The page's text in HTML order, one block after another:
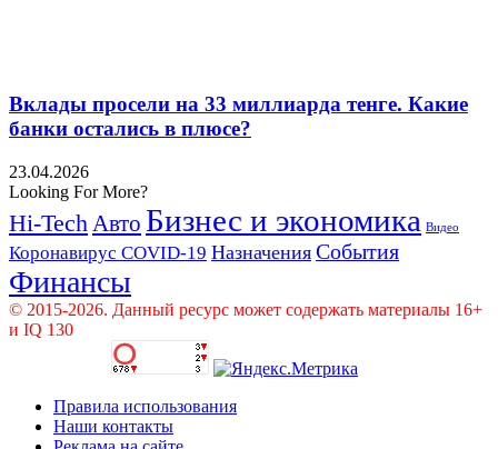
Вклады просели на 33 миллиарда тенге. Какие
банки остались в плюсе?
23.04.2026
Looking For More?
Hi-Tech Авто Бизнес и экономика Видео
Коронавирус COVID-19 Назначения События
Финансы
© 2015-2026. Данный ресурс может содержать материалы 16+
и IQ 130
Правила использования
Наши контакты